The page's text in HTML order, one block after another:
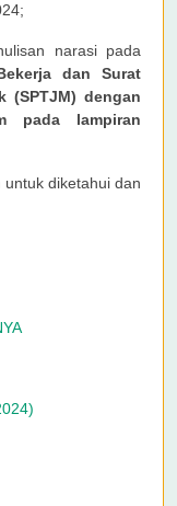
narasi pada
dan Surat
(SPTJM) dengan
pada lampiran
diketahui dan